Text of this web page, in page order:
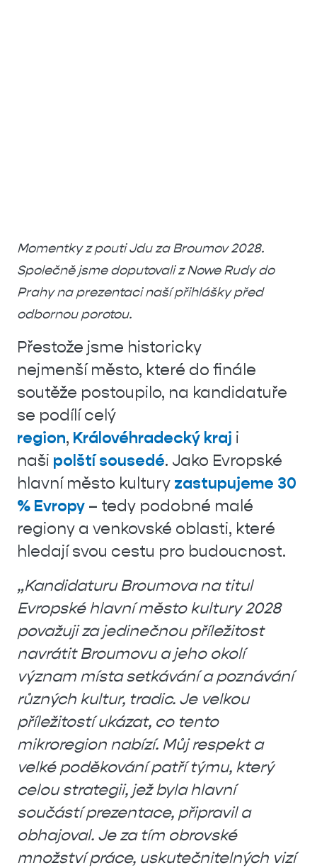
Momentky z pouti Jdu za Broumov 2028.
Společně jsme doputovali z Nowe Rudy do
Prahy na prezentaci naší přihlášky před
odbornou porotou.
Přestože jsme historicky
nejmenší město, které do finále
soutěže postoupilo, na kandidatuře
se podílí celý
region, Královéhradecký kraj i
naši polští sousedé. Jako Evropské
hlavní město kultury zastupujeme 30
% Evropy – tedy podobné malé
regiony a venkovské oblasti, které
hledají svou cestu pro budoucnost.
„Kandidaturu Broumova na titul
Evropské hlavní město kultury 2028
považuji za jedinečnou příležitost
navrátit Broumovu a jeho okolí
význam místa setkávání a poznávání
různých kultur, tradic. Je velkou
příležitostí ukázat, co tento
mikroregion nabízí. Můj respekt a
velké poděkování patří týmu, který
celou strategii, jež byla hlavní
součástí prezentace, připravil a
obhajoval. Je za tím obrovské
množství práce, uskutečnitelných vizí